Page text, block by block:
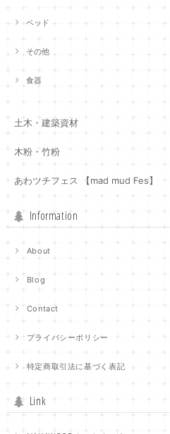
ベッド
その他
食器
土木・建築資材
木粉・竹粉
あわツチフェス 【mad mud Fes】
Information
About
Blog
Contact
プライバシーポリシー
特定商取引法に基づく表記
Link